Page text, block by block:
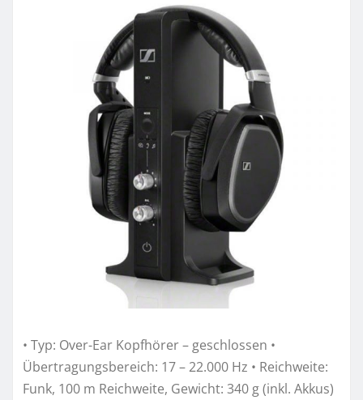
• Typ: Over-Ear Kopfhörer – geschlossen •
Übertragungsbereich: 17 – 22.000 Hz • Reichweite:
Funk, 100 m Reichweite, Gewicht: 340 g (inkl. Akkus)